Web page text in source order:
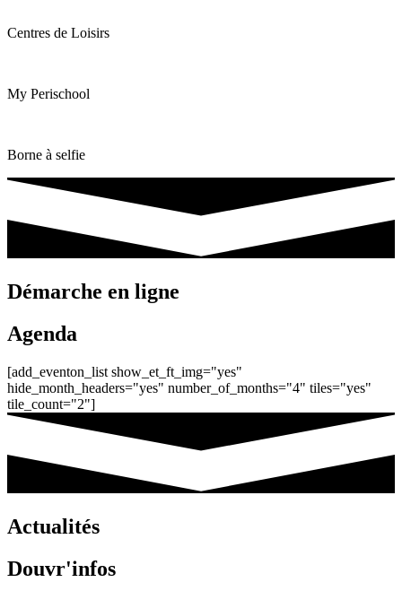
Centres de Loisirs
My Perischool
Borne à selfie
Démarche en ligne
Agenda
[add_eventon_list show_et_ft_img="yes"
hide_month_headers="yes" number_of_months="4" tiles="yes"
tile_count="2"]
Actualités
Douvr'infos